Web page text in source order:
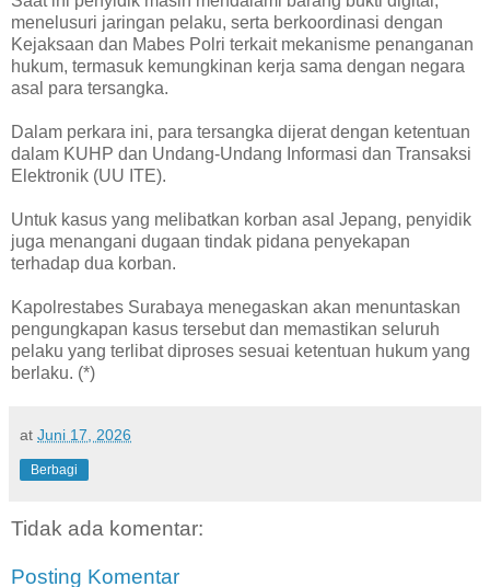
menelusuri jaringan pelaku, serta berkoordinasi dengan
Kejaksaan dan Mabes Polri terkait mekanisme penanganan
hukum, termasuk kemungkinan kerja sama dengan negara
asal para tersangka.
Dalam perkara ini, para tersangka dijerat dengan ketentuan
dalam KUHP dan Undang-Undang Informasi dan Transaksi
Elektronik (UU ITE).
Untuk kasus yang melibatkan korban asal Jepang, penyidik
juga menangani dugaan tindak pidana penyekapan
terhadap dua korban.
Kapolrestabes Surabaya menegaskan akan menuntaskan
pengungkapan kasus tersebut dan memastikan seluruh
pelaku yang terlibat diproses sesuai ketentuan hukum yang
berlaku. (*)
at Juni 17, 2026
Berbagi
Tidak ada komentar:
Posting Komentar